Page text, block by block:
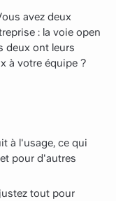
avez deux
: la voie open
deux ont leurs
à votre équipe ?
à l'usage, ce qui
pour d'autres
tout pour